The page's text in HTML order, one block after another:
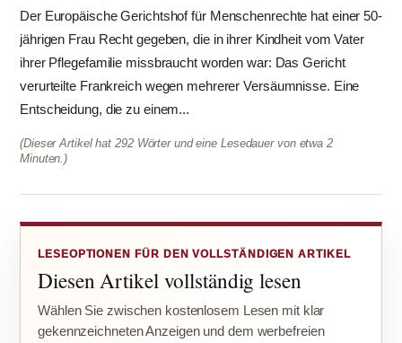
Der Europäische Gerichtshof für Menschenrechte hat einer 50-
jährigen Frau Recht gegeben, die in ihrer Kindheit vom Vater
ihrer Pflegefamilie missbraucht worden war: Das Gericht
verurteilte Frankreich wegen mehrerer Versäumnisse. Eine
Entscheidung, die zu einem...
(Dieser Artikel hat 292 Wörter und eine Lesedauer von etwa 2
Minuten.)
LESEOPTIONEN FÜR DEN VOLLSTÄNDIGEN ARTIKEL
Diesen Artikel vollständig lesen
Wählen Sie zwischen kostenlosem Lesen mit klar
gekennzeichneten Anzeigen und dem werbefreien